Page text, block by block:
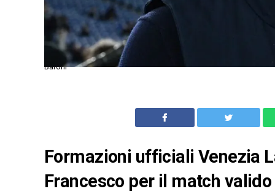
Baroni
Formazioni ufficiali Venezia
Francesco per il match